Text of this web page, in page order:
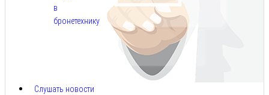
в
бронетехнику
Слушать новости